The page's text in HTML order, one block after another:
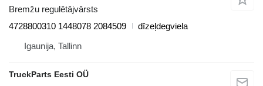
Bremžu regulētājvārsts
4728800310 1448078 2084509
dīzeļdegviela
Igaunija, Tallinn
TruckParts Eesti OÜ